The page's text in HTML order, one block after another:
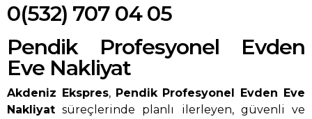
0(532) 707 04 05
Pendik Profesyonel Evden
Eve Nakliyat
Akdeniz Ekspres, Pendik Profesyonel Evden Eve
Nakliyat süreçlerinde planlı ilerleyen, güvenli ve